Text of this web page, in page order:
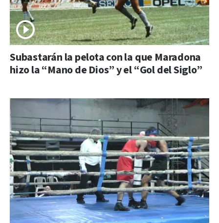
Subastarán la pelota con la que Maradona
hizo la “Mano de Dios” y el “Gol del Siglo”